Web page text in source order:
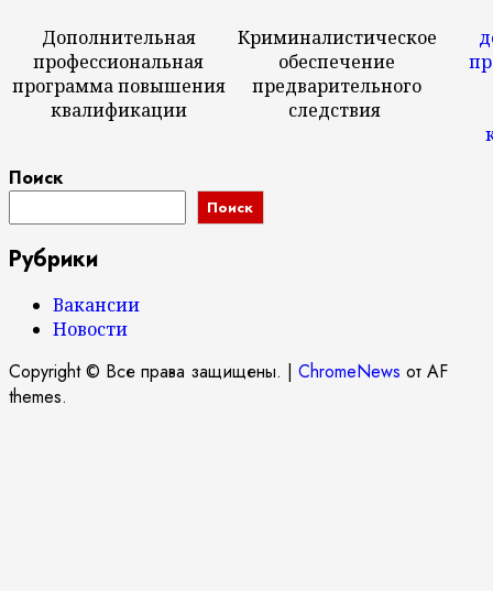
Дополнительная
профессиональная
программа повышения
квалификации
Криминалистическое
обеспечение
предварительного
следствия
Поиск
Поиск
Рубрики
Вакансии
Новости
Copyright © Все права защищены. | ChromeNews от AF
themes.